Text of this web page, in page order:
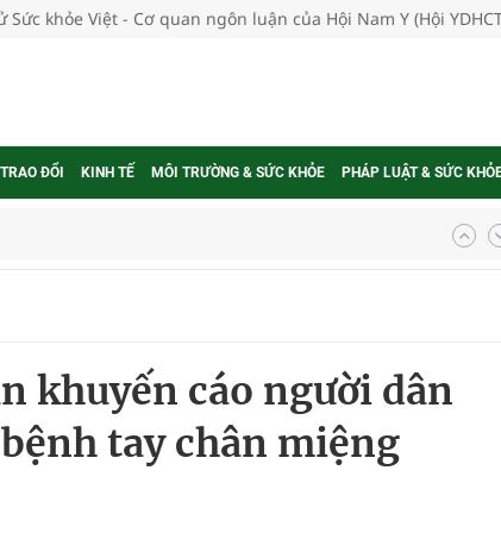
Sức khỏe Việt - Cơ quan ngôn luận của Hội Nam Y (Hội
ĐỔI KINH TẾ MÔI TRƯỜNG & SỨC KHỎE PHÁP LUẬT & SỨC
thuốc
khám sàng lọc cho người dân
cực hiệu quả
gia
khuyến cáo người dân
tay chân miệng